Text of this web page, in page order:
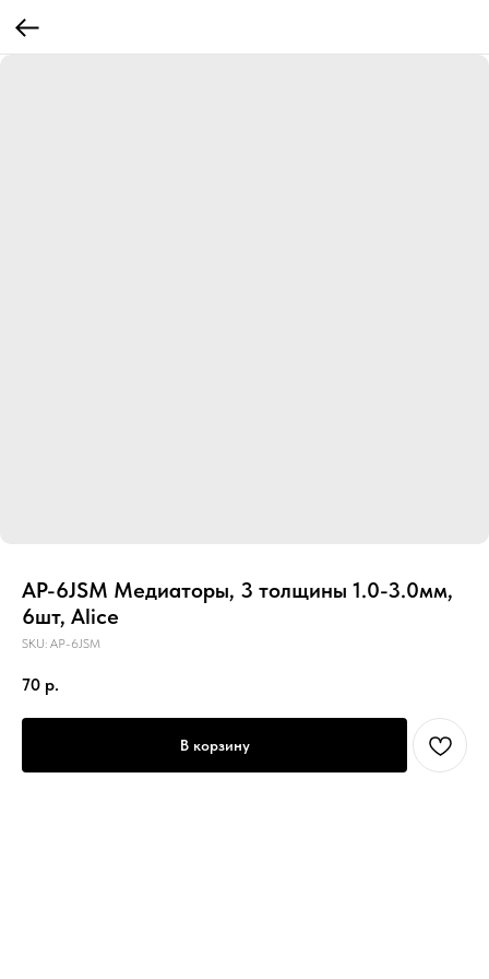
AP-6JSM Медиаторы, 3 толщины 1.0-3.0мм,
6шт, Alice
SKU: AP-6JSM
70 р.
В корзину